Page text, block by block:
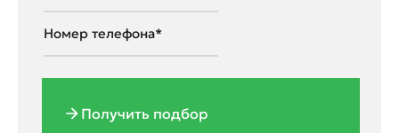
Получить подбор